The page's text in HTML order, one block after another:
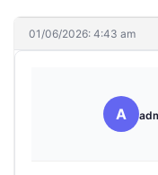
01/06/2026: 4:43 am
A